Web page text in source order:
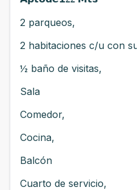
2 parqueos,
2 habitaciones c/u con
½ baño de visitas,
Sala
Comedor,
Cocina,
Balcón
Cuarto de servicio,